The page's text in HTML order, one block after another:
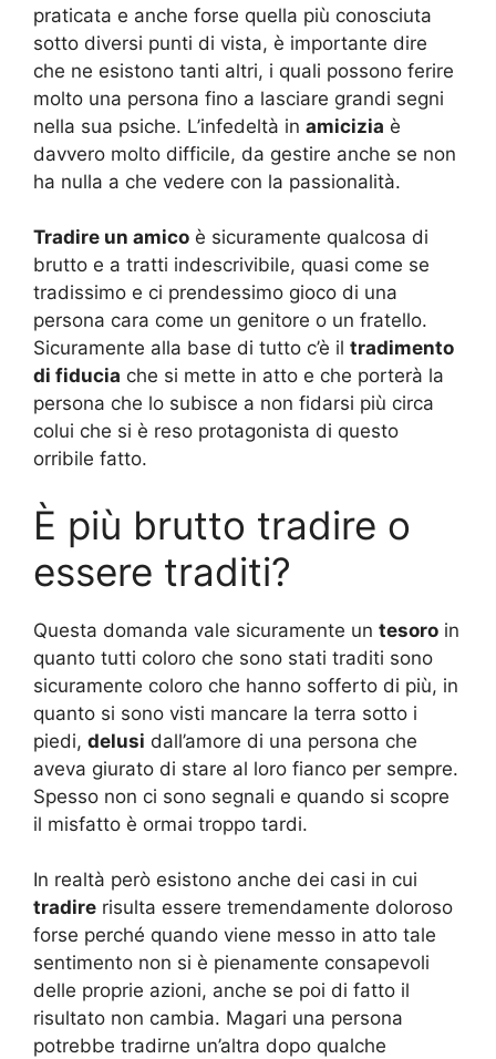
praticata e anche forse quella più conosciuta
sotto diversi punti di vista, è importante dire
che ne esistono tanti altri, i quali possono ferire
molto una persona fino a lasciare grandi segni
nella sua psiche. L’infedeltà in amicizia è
davvero molto difficile, da gestire anche se non
ha nulla a che vedere con la passionalità.
Tradire un amico è sicuramente qualcosa di
brutto e a tratti indescrivibile, quasi come se
tradissimo e ci prendessimo gioco di una
persona cara come un genitore o un fratello.
Sicuramente alla base di tutto c’è il tradimento
di fiducia che si mette in atto e che porterà la
persona che lo subisce a non fidarsi più circa
colui che si è reso protagonista di questo
orribile fatto.
È più brutto tradire o
essere traditi?
Questa domanda vale sicuramente un tesoro in
quanto tutti coloro che sono stati traditi sono
sicuramente coloro che hanno sofferto di più, in
quanto si sono visti mancare la terra sotto i
piedi, delusi dall’amore di una persona che
aveva giurato di stare al loro fianco per sempre.
Spesso non ci sono segnali e quando si scopre
il misfatto è ormai troppo tardi.
In realtà però esistono anche dei casi in cui
tradire risulta essere tremendamente doloroso
forse perché quando viene messo in atto tale
sentimento non si è pienamente consapevoli
delle proprie azioni, anche se poi di fatto il
risultato non cambia. Magari una persona
potrebbe tradirne un’altra dopo qualche